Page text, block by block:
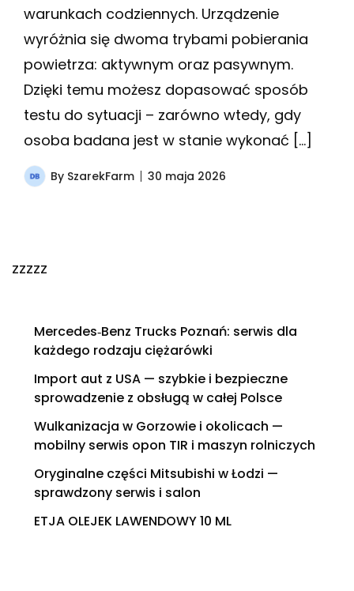
warunkach codziennych. Urządzenie
wyróżnia się dwoma trybami pobierania
powietrza: aktywnym oraz pasywnym.
Dzięki temu możesz dopasować sposób
testu do sytuacji – zarówno wtedy, gdy
osoba badana jest w stanie wykonać […]
By SzarekFarm 30 maja 2026
zzzzz
Mercedes‑Benz Trucks Poznań: serwis dla
każdego rodzaju ciężarówki
Import aut z USA — szybkie i bezpieczne
sprowadzenie z obsługą w całej Polsce
Wulkanizacja w Gorzowie i okolicach —
mobilny serwis opon TIR i maszyn rolniczych
Oryginalne części Mitsubishi w Łodzi —
sprawdzony serwis i salon
ETJA OLEJEK LAWENDOWY 10 ML